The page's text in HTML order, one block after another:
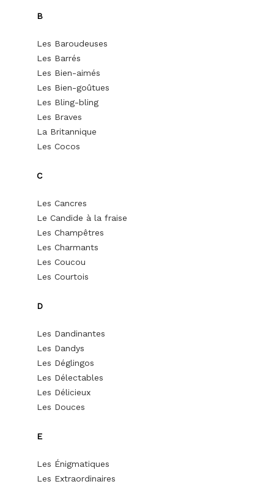
B
Les Baroudeuses
Les Barrés
Les Bien-aimés
Les Bien-goûtues
Les Bling-bling
Les Braves
La Britannique
Les Cocos
C
Les Cancres
Le Candide à la fraise
Les Champêtres
Les Charmants
Les Coucou
Les Courtois
D
Les Dandinantes
Les Dandys
Les Déglingos
Les Délectables
Les Délicieux
Les Douces
E
Les Énigmatiques
Les Extraordinaires